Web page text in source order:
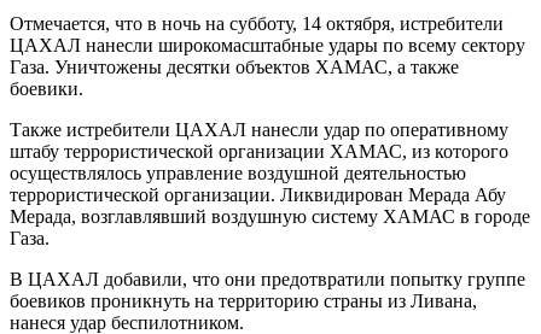
Отмечается, что в ночь на субботу, 14 октября, истребители
ЦАХАЛ нанесли широкомасштабные удары по всему сектору
Газа. Уничтожены десятки объектов ХАМАС, а также
боевики.
Также истребители ЦАХАЛ нанесли удар по оперативному
штабу террористической организации ХАМАС, из которого
осуществлялось управление воздушной деятельностью
террористической организации. Ликвидирован Мерада Абу
Мерада, возглавлявший воздушную систему ХАМАС в городе
Газа.
В ЦАХАЛ добавили, что они предотвратили попытку группе
боевиков проникнуть на территорию страны из Ливана,
нанеся удар беспилотником.